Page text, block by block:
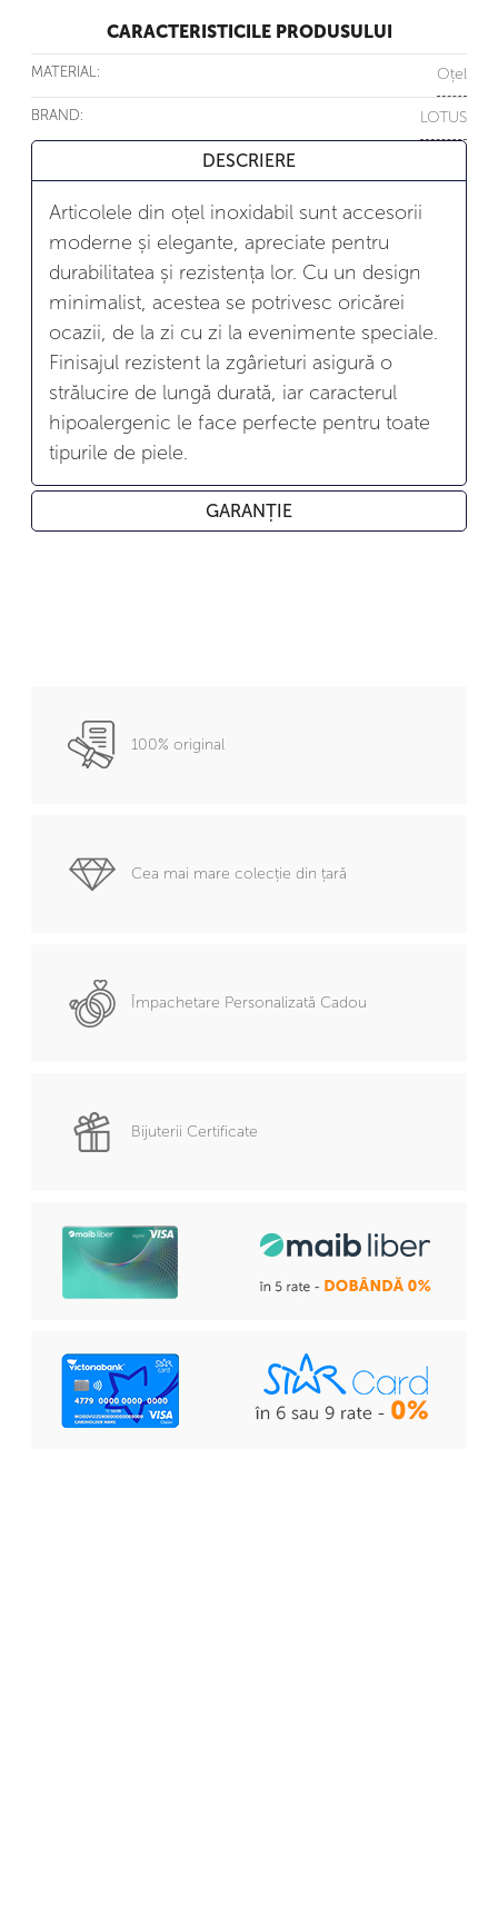
CARACTERISTICILE PRODUSULUI
MATERIAL: Oțel
BRAND: LOTUS
DESCRIERE
Articolele din oțel inoxidabil sunt accesorii
moderne și elegante, apreciate pentru
durabilitatea și rezistența lor. Cu un design
minimalist, acestea se potrivesc oricărei
ocazii, de la zi cu zi la evenimente speciale.
Finisajul rezistent la zgârieturi asigură o
strălucire de lungă durată, iar caracterul
hipoalergenic le face perfecte pentru toate
tipurile de piele.
GARANȚIE
100% original
Cea mai mare colecție din țară
Împachetare Personalizată Cadou
Bijuterii Certificate